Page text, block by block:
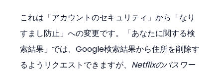
これは「アカウントのセキュリティ」から「なり
すまし防止」への変更です。「あなたに関する検
索結果」では、Google検索結果から住所を削除す
るようリクエストできますが、 Netflixのパスワー